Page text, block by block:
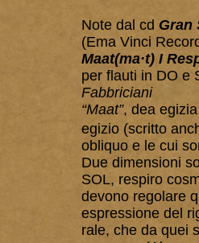
Note dal cd Gran
(Ema Vinci
Maat(ma·t) I
per flauti in DO e
Fabbriciani
“Maat”, dea
egizio (scritto
obliquo e le cui
Due dimensioni
SOL, respiro
devono regolare
espressione del
rale, che da quei